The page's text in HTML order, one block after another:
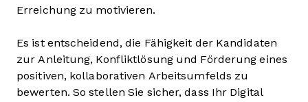
Erreichung zu motivieren.
Es ist entscheidend, die Fähigkeit der Kandidaten
zur Anleitung, Konfliktlösung und Förderung eines
positiven, kollaborativen Arbeitsumfelds zu
bewerten. So stellen Sie sicher, dass Ihr Digital